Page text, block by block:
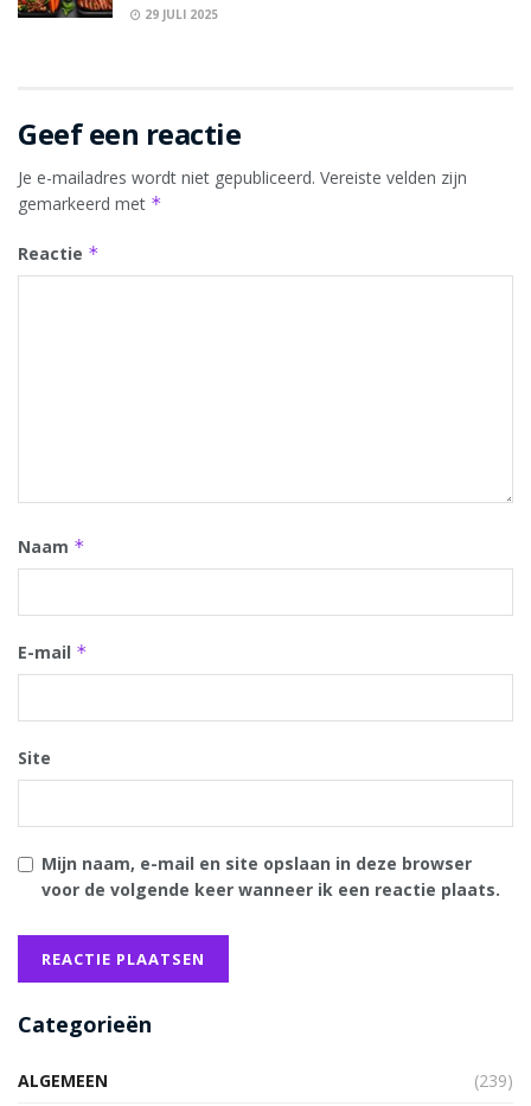
29 JULI 2025
Geef een reactie
Je e-mailadres wordt niet gepubliceerd. Vereiste velden zijn
gemarkeerd met *
Reactie *
Naam *
E-mail *
Site
Mijn naam, e-mail en site opslaan in deze browser
voor de volgende keer wanneer ik een reactie plaats.
Categorieën
ALGEMEEN
(239)